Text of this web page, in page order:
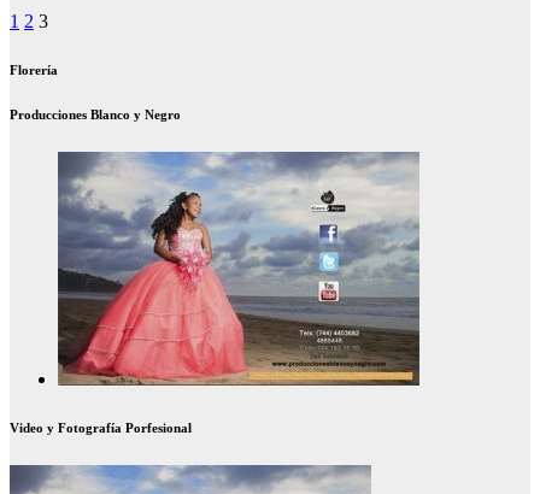
Paginación
de
1 2 3
Florería
Producciones Blanco y Negro
Video y Fotografía Porfesional